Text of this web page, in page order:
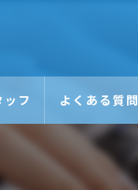
ッフ よくある質問